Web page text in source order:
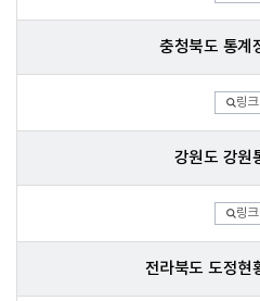
충청북도 통계
링크
강원도 강원
링크
전라북도 도정현